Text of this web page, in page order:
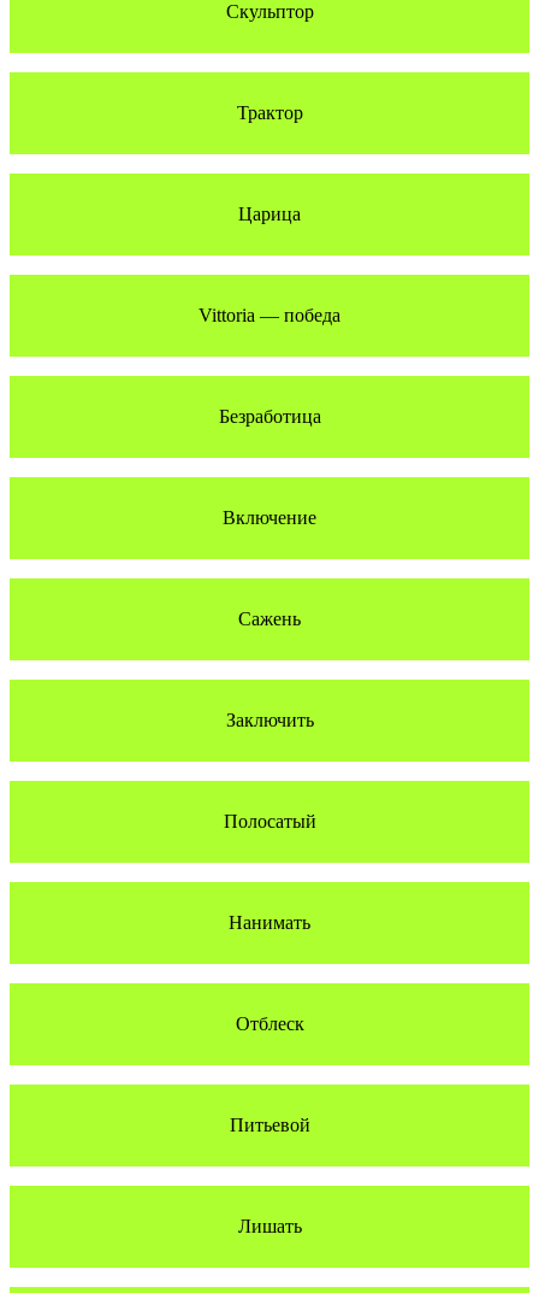
Скульптор
Трактор
Царица
Vittoria — победа
Безработица
Включение
Сажень
Заключить
Полосатый
Нанимать
Отблеск
Питьевой
Лишать